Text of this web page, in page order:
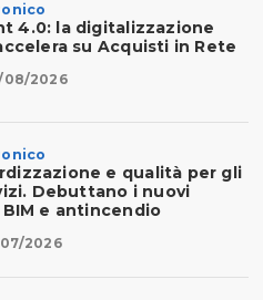
4.0: la digitalizzazione
su Acquisti in Rete
08/2026
e qualità per gli
Debuttano i nuovi
e antincendio
2026